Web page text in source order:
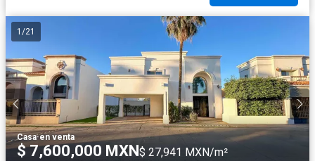
1 /21
Casa·en venta
$ 7,600,000 MXN $ 27,941 MXN/m²